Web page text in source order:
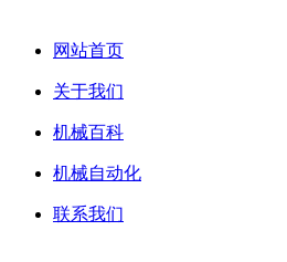
网站首页
关于我们
机械百科
机械自动化
联系我们